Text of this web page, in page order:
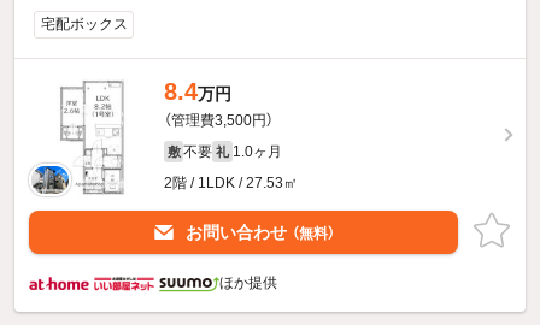
宅配ボックス
8.4万円
（管理費3,500円）
敷 不要 礼 1.0ヶ月
2階 / 1LDK / 27.53㎡
お問い合わせ （無料）
ほか提供